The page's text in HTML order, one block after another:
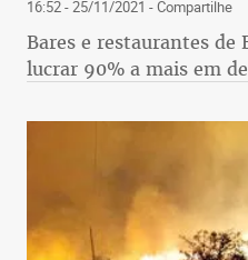
16:52 - 25/11/2021 - Compartilhe
Bares e restaurantes de
lucrar 90% a mais em